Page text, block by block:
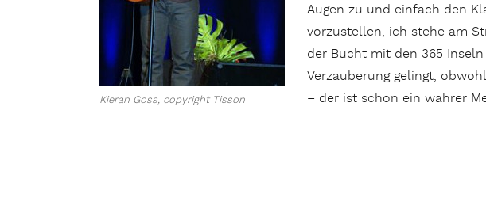
Kieran Goss, copyright Tisson
Augen zu und einfach den
vorzustellen, ich stehe am
der Bucht mit den 365
Verzauberung gelingt,
– der ist schon ein wahrer